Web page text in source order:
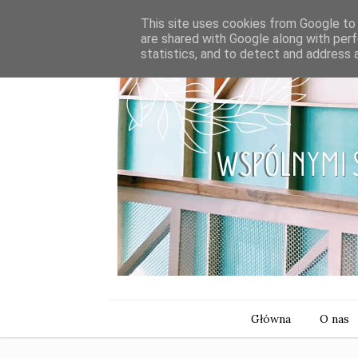
Główna O nas
This site uses cookies from Google
are shared with Google along with
statistics, and to detect and address